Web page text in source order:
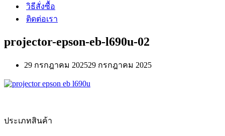
วิธีสั่งซื้อ
ติดต่อเรา
projector-epson-eb-l690u-02
29 กรกฎาคม 202529 กรกฎาคม 2025
ประเภทสินค้า